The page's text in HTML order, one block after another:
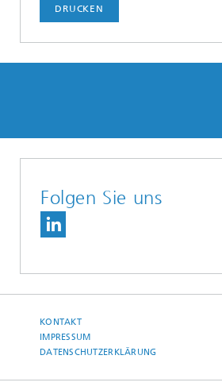
DRUCKEN
Folgen Sie uns
KONTAKT
IMPRESSUM
DATENSCHUTZERKLÄRUNG